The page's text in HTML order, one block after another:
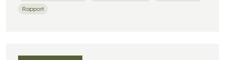
Rapport